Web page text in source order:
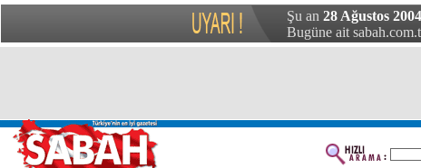
Şu an 28 Ağustos
Bugüne ait